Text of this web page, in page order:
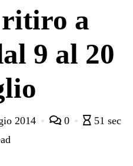
a
9 al 20
2014 0
51 sec